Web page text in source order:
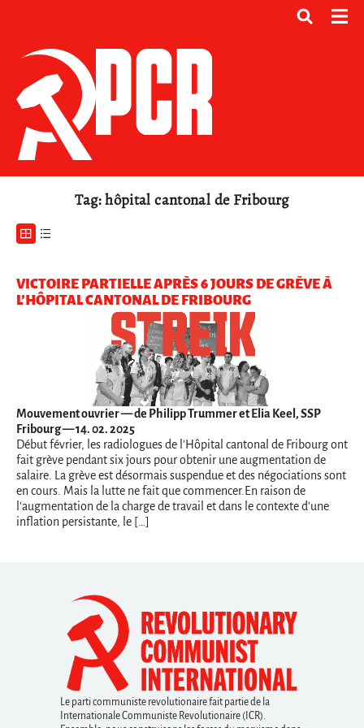
Tag: hôpital cantonal de Fribourg
VICTOIRE PARTIELLE APRÈS 6 JOURS DE GRÈVE À
L’HÔPITAL CANTONAL DE FRIBOURG
Mouvement ouvrier— de Philipp Trummer et Elia Keel, SSP
Fribourg — 14. 02. 2025
Début février, les radiologues de l'Hôpital cantonal de Fribourg ont
fait grève pendant six jours pour obtenir une augmentation de
salaire. La grève est désormais suspendue et des négociations sont
en cours. Mais la lutte ne fait que commencer.En raison de
l'augmentation de la charge de travail et dans le contexte d'une
inflation persistante, le […]
Le parti communiste revolutionaire fait partie de la
Internationale Communiste Revolutionaire (ICR).